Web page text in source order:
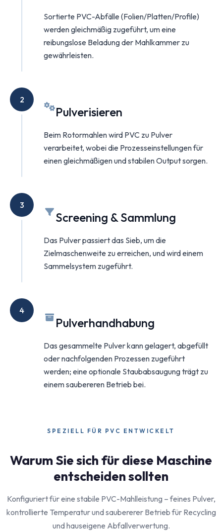
Sortierte PVC-Abfälle (Folien/Platten/Profile)
werden gleichmäßig zugeführt, um eine
reibungslose Beladung der Mahlkammer zu
gewährleisten.
2
Pulverisieren
Beim Rotormahlen wird PVC zu Pulver
verarbeitet, wobei die Prozesseinstellungen für
einen gleichmäßigen und stabilen Output sorgen.
3
Screening & Sammlung
Das Pulver passiert das Sieb, um die
Zielmaschenweite zu erreichen, und wird einem
Sammelsystem zugeführt.
4
Pulverhandhabung
Das gesammelte Pulver kann gelagert, abgefüllt
oder nachfolgenden Prozessen zugeführt
werden; eine optionale Staubabsaugung trägt zu
einem saubereren Betrieb bei.
SPEZIELL FÜR PVC ENTWICKELT
Warum Sie sich für diese Maschine
entscheiden sollten
Konfiguriert für eine stabile PVC-Mahlleistung – feines Pulver,
kontrollierte Temperatur und saubererer Betrieb für Recycling
und hauseigene Abfallverwertung.